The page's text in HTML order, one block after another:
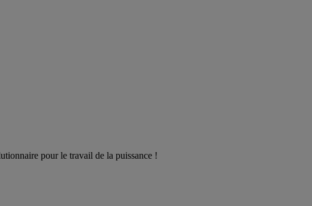
pour le travail de la puissance !